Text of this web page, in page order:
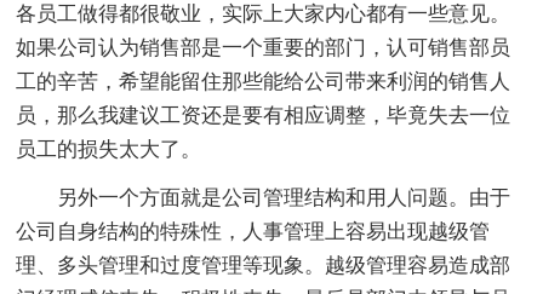
各员工做得都很敬业，实际上大家内心都有一些意见。
如果公司认为销售部是一个重要的部门，认可销售部员
工的辛苦，希望能留住那些能给公司带来利润的销售人
员，那么我建议工资还是要有相应调整，毕竟失去一位
员工的损失太大了。
另外一个方面就是公司管理结构和用人问题。由于
公司自身结构的特殊性，人事管理上容易出现越级管
理、多头管理和过度管理等现象。越级管理容易造成部